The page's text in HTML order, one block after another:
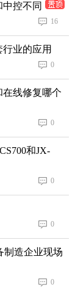
中控不同
16
行业的应用
0
在线修复哪个
0
和JX-
0
0
制造企业现场
0